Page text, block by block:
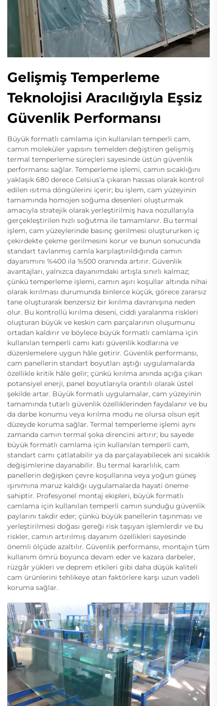
Gelişmiş Temperleme
Teknolojisi Aracılığıyla Eşsiz
Güvenlik Performansı
Büyük formatlı camlama için kullanılan temperli cam,
camın moleküler yapısını temelden değiştiren gelişmiş
termal temperleme süreçleri sayesinde üstün güvenlik
performansı sağlar. Temperleme işlemi, camın sıcaklığını
yaklaşık 680 derece Celsius’a çıkaran hassas olarak kontrol
edilen ısıtma döngülerini içerir; bu işlem, cam yüzeyinin
tamamında homojen soğuma desenleri oluşturmak
amacıyla stratejik olarak yerleştirilmiş hava nozullarıyla
gerçekleştirilen hızlı soğutma ile tamamlanır. Bu termal
işlem, cam yüzeylerinde basınç gerilmesi oluştururken iç
çekirdekte çekme gerilmesini korur ve bunun sonucunda
standart tavlanmış camla karşılaştırıldığında camın
dayanımını %400 ila %500 oranında artırır. Güvenlik
avantajları, yalnızca dayanımdaki artışla sınırlı kalmaz;
çünkü temperleme işlemi, camın aşırı koşullar altında nihai
olarak kırılması durumunda binlerce küçük, görece zararsız
tane oluşturarak benzersiz bir kırılma davranışına neden
olur. Bu kontrollü kırılma deseni, ciddi yaralanma riskleri
oluşturan büyük ve keskin cam parçalarının oluşumunu
ortadan kaldırır ve böylece büyük formatlı camlama için
kullanılan temperli camı katı güvenlik kodlarına ve
düzenlemelere uygun hâle getirir. Güvenlik performansı,
cam panellerin standart boyutları aştığı uygulamalarda
özellikle kritik hâle gelir; çünkü kırılma anında açığa çıkan
potansiyel enerji, panel boyutlarıyla orantılı olarak üstel
şekilde artar. Büyük formatlı uygulamalar, cam yüzeyinin
tamamında tutarlı güvenlik özelliklerinden faydalanır ve bu
da darbe konumu veya kırılma modu ne olursa olsun eşit
düzeyde koruma sağlar. Termal temperleme işlemi aynı
zamanda camın termal şoka direncini artırır; bu sayede
büyük formatlı camlama için kullanılan temperli cam,
standart camı çatlatabilir ya da parçalayabilecek ani sıcaklık
değişimlerine dayanabilir. Bu termal kararlılık, cam
panellerin değişken çevre koşullarına veya yoğun güneş
ışınımına maruz kaldığı uygulamalarda hayati öneme
sahiptir. Profesyonel montaj ekipleri, büyük formatlı
camlama için kullanılan temperli camın sunduğu güvenlik
paylarını takdir eder; çünkü büyük panellerin taşınması ve
yerleştirilmesi doğası gereği risk taşıyan işlemlerdir ve bu
riskler, camın artırılmış dayanım özellikleri sayesinde
önemli ölçüde azaltılır. Güvenlik performansı, montajın tüm
kullanım ömrü boyunca devam eder ve kazara darbeler,
rüzgâr yükleri ve deprem etkileri gibi daha düşük kaliteli
cam ürünlerini tehlikeye atan faktörlere karşı uzun vadeli
koruma sağlar.